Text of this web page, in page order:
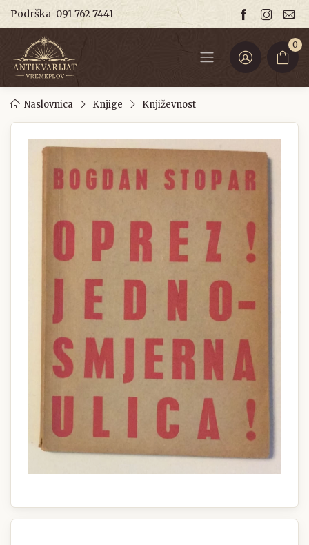
Podrška 091 762 7441
0
Naslovnica Knjige Književnost